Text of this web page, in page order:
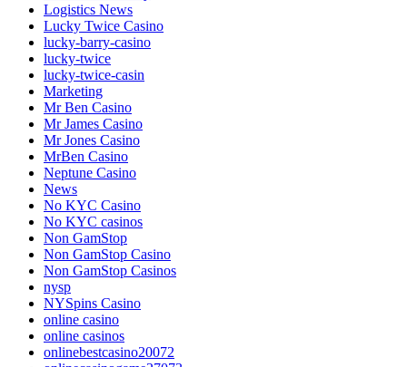
Logistics News
Lucky Twice Casino
lucky-barry-casino
lucky-twice
lucky-twice-casin
Marketing
Mr Ben Casino
Mr James Casino
Mr Jones Casino
MrBen Casino
Neptune Casino
News
No KYC Casino
No KYC casinos
Non GamStop
Non GamStop Casino
Non GamStop Casinos
nysp
NYSpins Casino
online casino
online casinos
onlinebestcasino20072